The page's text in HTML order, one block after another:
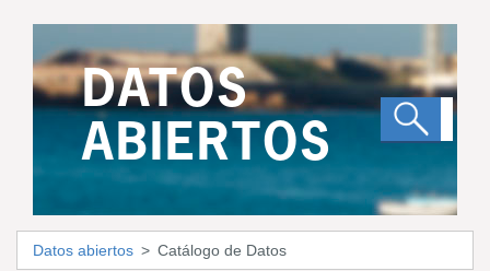
DATOS
ABIERTOS
Datos abiertos Catálogo de Datos